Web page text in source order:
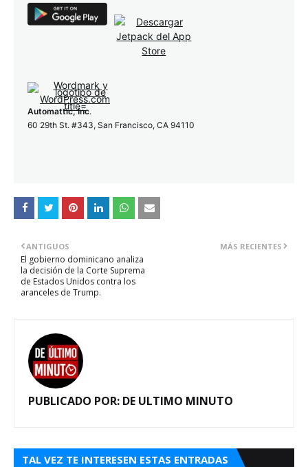
Automattic, Inc.
60 29th St. #343, San Francisco, CA 94110
MÁS RECIENTES
ANTIGUOS
El gobierno dominicano analiza
la decisión de la Corte Suprema
de Estados Unidos contra los
aranceles de Trump.
PUBLICADO POR: DE ULTIMO MINUTO
TAL VEZ TE INTERESEN ESTAS ENTRADAS